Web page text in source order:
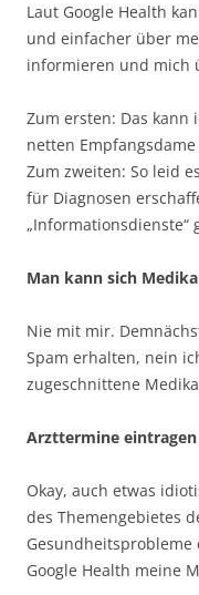
Laut Google Health
und einfacher über
informieren und mich
Zum ersten: Das
netten
Zum zweiten: So leid
für Diagnosen
„Informationsdienste“
Man kann sich
Nie mit mir.
Spam erhalten, nein
zugeschnittene
Arzttermine eintragen
Okay, auch etwas
des Themengebietes
Google Health meine